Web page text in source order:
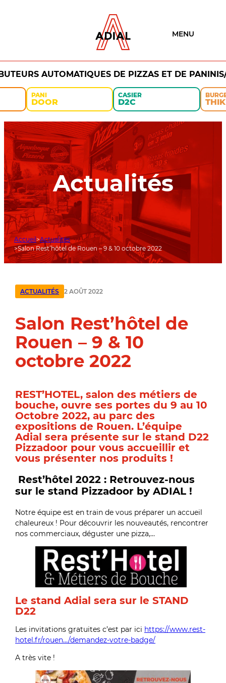
MENU
AUTOMATIQUES DE PIZZAS ET DE
PANI
DOOR
CASIER
D2C THIK
Actualités
Accueil
Actualités
Salon Rest’hôtel de Rouen – 9 & 10 octobre 2022
ACTUALITÉS 2 AOÛT 2022
Salon Rest’hôtel de
Rouen – 9 & 10
octobre 2022
REST’HOTEL, salon des métiers de
bouche, ouvre ses portes du9 au 10
Octobre 2022, au parc des
expositions de Rouen. L’équipe
Adial sera présente sur le stand D22
Pizzadoor pour vous accueillir et
vous présenter nos produits !
Rest’hôtel 2022 : Retrouvez-nous
sur le stand Pizzadoor by ADIAL !
Notre équipe est en train de vous préparer un accueil
chaleureux ! Pour découvrir les nouveautés, rencontrer
nos commerciaux, déguster une pizza,…
Le stand Adial serasur le STAND
D22
Les invitations gratuites c’est par ici https://www.rest-
hotel.fr/rouen…/demandez-votre-badge/
A très vite !